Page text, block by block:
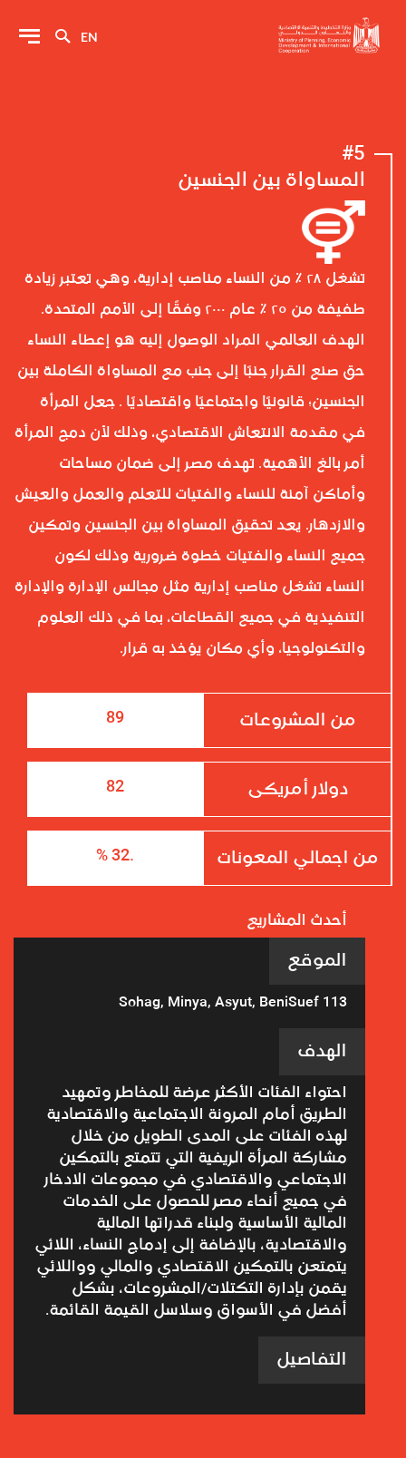
EN
#5
المساواة بين الجنسين
تشغل ٢٨ ٪؜ من النساء مناصب إدارية، وهي تعتبر زيادة
طفيفة من ٢٥ ٪؜ عام ٢٠٠٠ وفقًا إلى الأمم المتحدة.
الهدف العالمي المراد الوصول إليه هو إعطاء النساء
حق صنع القرار جنبًا إلى جنب مع المساواة الكاملة بين
الجنسين؛ قانونيًا واجتماعيًا واقتصاديًا . جعل المرأة
في مقدمة الانتعاش الاقتصادي، وذلك لأن دمج المرأة
أمر بالغ الأهمية. تهدف مصر إلى ضمان مساحات
وأماكن آمنة للنساء والفتيات للتعلم والعمل والعيش
والازدهار. يعد تحقيق المساواة بين الجنسين وتمكين
جميع النساء والفتيات خطوة ضرورية وذلك لكون
النساء تشغل مناصب إدارية مثل مجالس الإدارة والإدارة
التنفيذية في جميع القطاعات، بما في ذلك العلوم
والتكنولوجيا، وأي مكان يؤخذ به قرار.
من المشروعات 89
دولار أمريكى 82
من اجمالي المعونات .32 %
أحدث المشاريع
الموقع
Sohag, Minya, Asyut, BeniSuef 113
الهدف
احتواء الفئات الأكثر عرضة للمخاطر وتمهيد
الطريق أمام المرونة الاجتماعية والاقتصادية
لهذه الفئات على المدى الطويل من خلال
مشاركة المرأة الريفية التي تتمتع بالتمكين
الاجتماعي والاقتصادي في مجموعات الادخار
في جميع أنحاء مصر للحصول على الخدمات
المالية الأساسية ولبناء قدراتها المالية
والاقتصادية، بالإضافة إلى إدماج النساء، اللائي
يتمتعن بالتمكين الاقتصادي والمالي وواللائي
يقمن بإدارة التكتلات/المشروعات، بشكل
أفضل في الأسواق وسلاسل القيمة القائمة.
التفاصيل